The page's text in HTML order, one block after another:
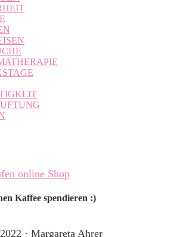
Kaffee spendieren :)
· Margareta Ahrer